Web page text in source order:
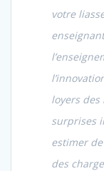
votre
loyers
surprises
estimer
des